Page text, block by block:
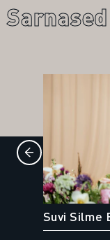
Suvi Silme